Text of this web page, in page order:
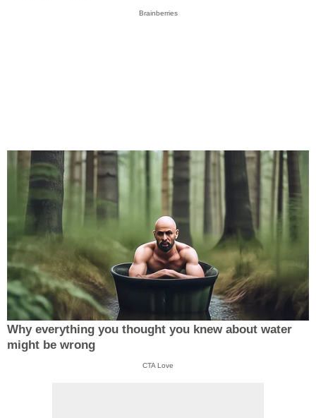
Brainberries
Why everything you thought you knew about water
might be wrong
CTA Love